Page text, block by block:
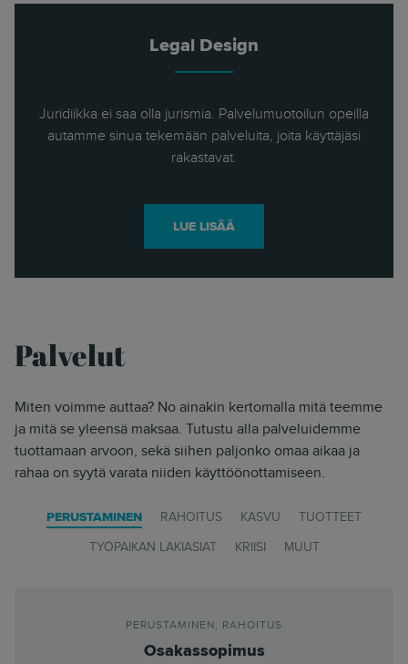
Legal Design
Juridiikka ei saa olla jurismia. Palvelumuotoilun opeilla
autamme sinua tekemään palveluita, joita käyttäjäsi
rakastavat.
LUE LISÄÄ
Palvelut
Miten voimme auttaa? No ainakin kertomalla mitä teemme
ja mitä se yleensä maksaa. Tutustu alla palveluidemme
tuottamaan arvoon, sekä siihen paljonko omaa aikaa ja
rahaa on syytä varata niiden käyttöönottamiseen.
PERUSTAMINEN RAHOITUS KASVU
TUOTTEET
TYÖPAIKAN LAKIASIAT
KRIISI MUUT
PERUSTAMINEN, RAHOITUS
Osakassopimus